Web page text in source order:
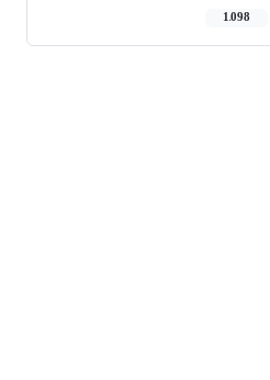
1,098